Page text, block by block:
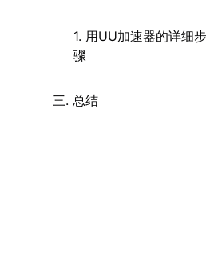
1. 用UU加速器的详细步
骤
三. 总结